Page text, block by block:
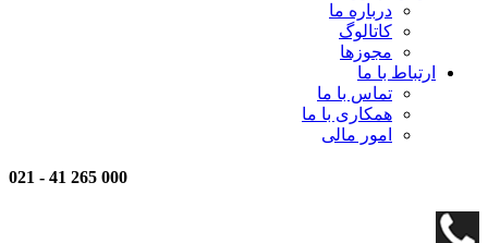
درباره ما
کاتالوگ
مجوزها
ارتباط با ما
تماس با ما
همکاری با ما
امور مالی
000 265 41
-